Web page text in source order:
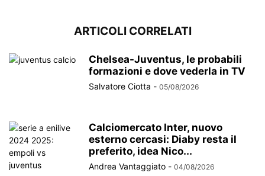
ARTICOLI CORRELATI
Chelsea-Juventus, le probabili
formazioni e dove vederla in TV
Salvatore Ciotta - 05/08/2026
Calciomercato Inter, nuovo
esterno cercasi: Diaby resta il
preferito, idea Nico...
Andrea Vantaggiato - 04/08/2026